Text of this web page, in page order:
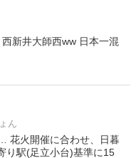
新井大師西ww 日本一混
ん
花火開催に合わせ、日暮
り駅(足立小台)基準に15